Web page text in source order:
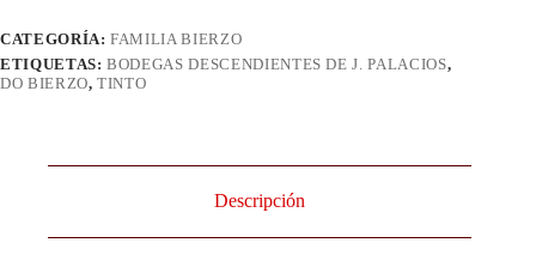
CATEGORÍA:FAMILIA BIERZO
ETIQUETAS:BODEGAS DESCENDIENTES DE J. PALACIOS,
DO BIERZO,TINTO
Descripción